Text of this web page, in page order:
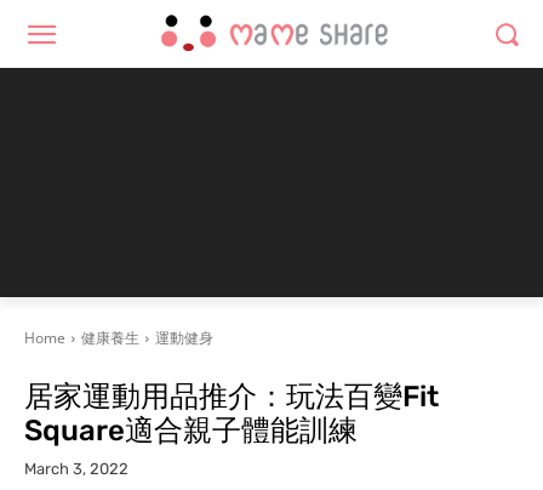
Home 健康養生 運動健身
居家運動用品推介：玩法百變Fit
Square適合親子體能訓練
March 3, 2022